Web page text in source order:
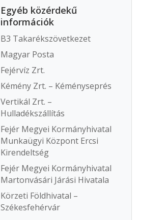
Egyéb közérdekű
információk
B3 Takarékszövetkezet
Magyar Posta
Fejérvíz Zrt.
Kémény Zrt. – Kéményseprés
Vertikál Zrt. –
Hulladékszállítás
Fejér Megyei Kormányhivatal
Munkaügyi Központ Ercsi
Kirendeltség
Fejér Megyei Kormányhivatal
Martonvásári Járási Hivatala
Körzeti Földhivatal –
Székesfehérvár